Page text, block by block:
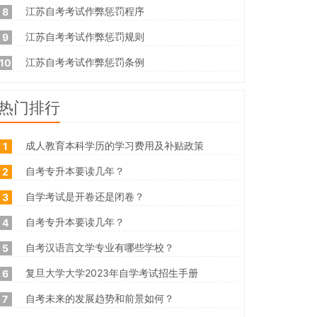
8 江苏自考考试作弊惩罚程序
9 江苏自考考试作弊惩罚规则
江苏自考考试作弊惩罚条例
门排行
1 成人教育本科学历的学习费用及补贴政策
2 自考专升本要读几年？
3 自学考试是开卷还是闭卷？
4 自考专升本要读几年？
5 自考汉语言文学专业有哪些学校？
6 复旦大学大学2023年自学考试招生手册
7 自考未来的发展趋势和前景如何？